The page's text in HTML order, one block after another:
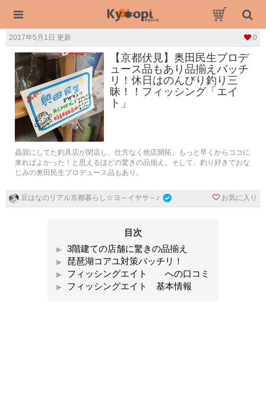
2017年5月1日 更新 0
【京都伏見】奥田民生プロデ
ュース品もあり品揃えバッチ
リ！休日はのんびり釣り三
昧！！フィッシング「エイ
ト」
贔屓にしてた釣具店が閉店し、仕方なく他店開拓。もっと早くからココに
来ればよかった！と思えるほどの驚きの品揃え。そして、釣り好きでおな
じみの奥田民生プロデュース品もあり。
豆はなのリアル京都暮らし☆ヨ～イヤサ～♪ お気に入り
目次
3階建ての店舗に驚きの品揃え
琵琶湖コアユ対策バッチリ！
フィッシングエイト への口コミ
フィッシングエイト 基本情報